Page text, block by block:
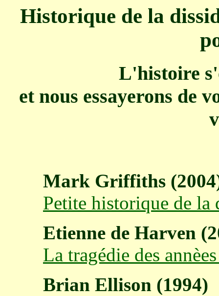
Historique de la
L'histoire
et nous essayerons de
Mark Griffiths
Petite historique de la
Etienne de Harven
La tragédie des
Brian Ellison (1994)